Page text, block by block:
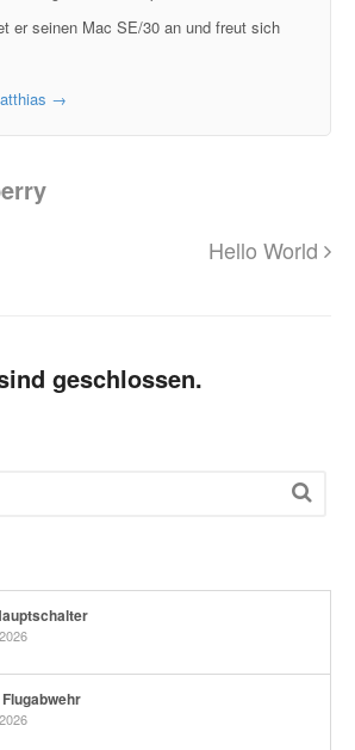
er seinen Mac SE/30 an und freut sich
→
Hello World
geschlossen.